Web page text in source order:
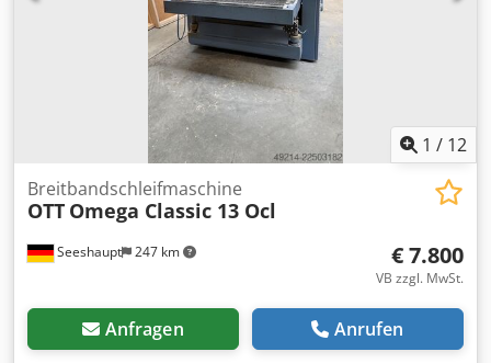
1 / 12
Seeshaupt 247 km
Breitbandschleifmaschine
OTT Omega Classic 13 Ocl
€ 7.800
VB zzgl. MwSt.
Anfragen Anrufen